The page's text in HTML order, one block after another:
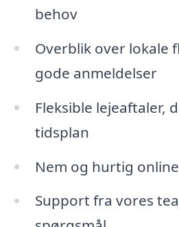
behov
Overblik over lokale
gode anmeldelser
Fleksible lejeaftaler,
tidsplan
Nem og hurtig
Support fra vores